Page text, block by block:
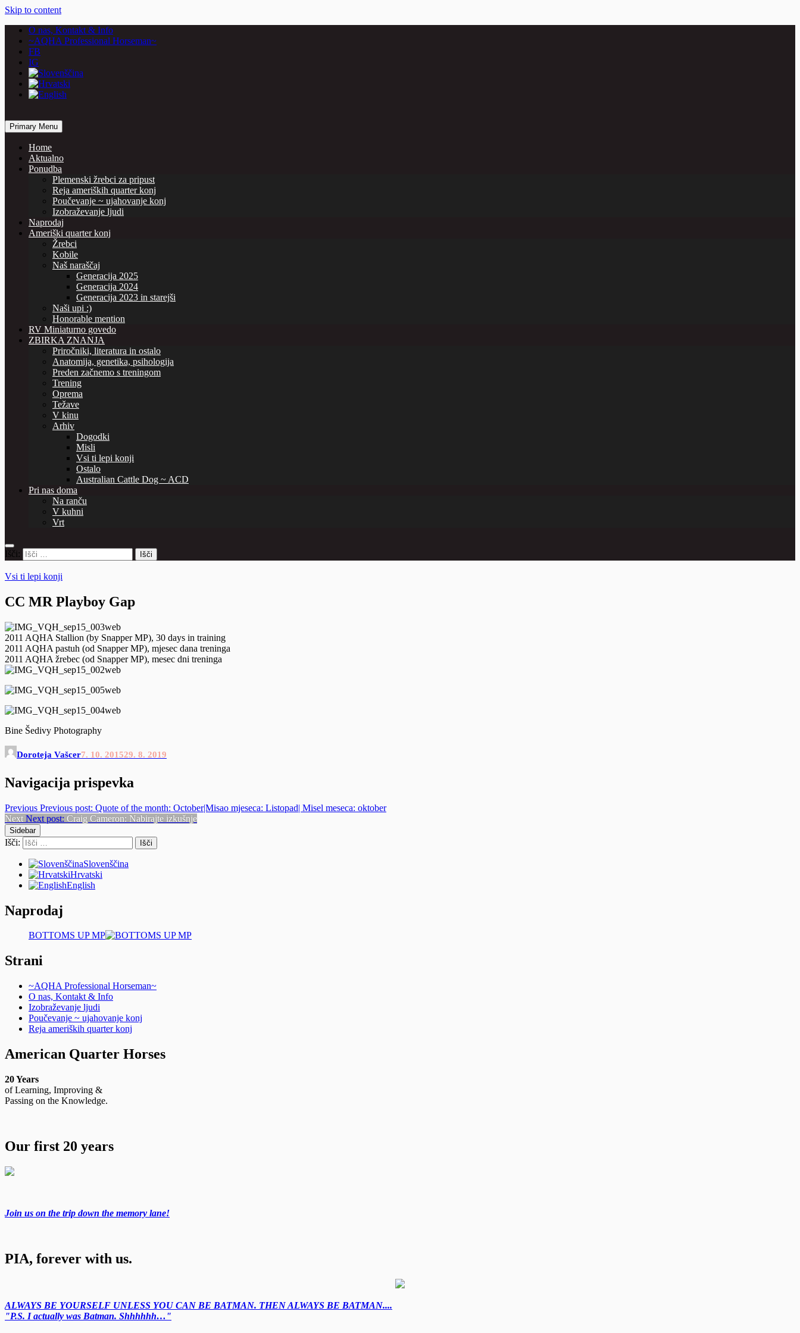
Skip to content
O nas, Kontakt & Info
~AQHA Professional Horseman~
FB
IG
Vašcer Quarter Horses
… horses are our passion
Primary Menu
Home
Aktualno
Ponudba
Plemenski žrebci za pripust
Reja ameriških quarter konj
Poučevanje ~ ujahovanje konj
Izobraževanje ljudi
Naprodaj
Ameriški quarter konj
Žrebci
Kobile
Naš naraščaj
Generacija 2025
Generacija 2024
Generacija 2023 in starejši
Naši upi :)
Honorable mention
RV Miniaturno govedo
ZBIRKA ZNANJA
Priročniki, literatura in ostalo
Anatomija, genetika, psihologija
Preden začnemo s treningom
Trening
Oprema
Težave
V kinu
Arhiv
Dogodki
Misli
Vsi ti lepi konji
Ostalo
Australian Cattle Dog ~ ACD
Pri nas doma
Na ranču
V kuhni
Vrt
Išči:
Vsi ti lepi konji
CC MR Playboy Gap
2011 AQHA Stallion (by Snapper MP), 30 days in training
2011 AQHA pastuh (od Snapper MP), mjesec dana treninga
2011 AQHA žrebec (od Snapper MP), mesec dni treninga
Bine Šedivy Photography
Doroteja Vašcer7. 10. 201529. 8. 2019
Navigacija prispevka
Previous Previous post: Quote of the month: October|Misao mjeseca: Listopad| Misel meseca: oktober
Next Next post: Craig Cameron: Nabirajte izkušnje
Sidebar
Išči:
Slovenščina
Hrvatski
English
Naprodaj
BOTTOMS UP MP
Strani
~AQHA Professional Horseman~
O nas, Kontakt & Info
Izobraževanje ljudi
Poučevanje ~ ujahovanje konj
Reja ameriških quarter konj
American Quarter Horses
20 Years
of Learning, Improving &
Passing on the Knowledge.
Our first 20 years
Join us on the trip down the memory lane!
PIA, forever with us.
ALWAYS BE YOURSELF UNLESS YOU CAN BE BATMAN. THEN ALWAYS BE BATMAN....
"P.S. I actually was Batman. Shhhhhh…"